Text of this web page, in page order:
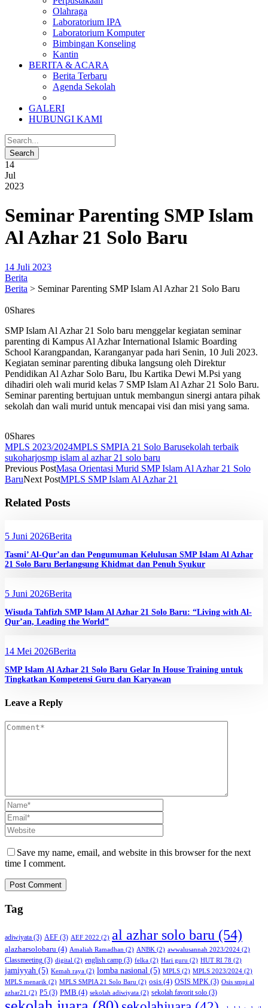
Olahraga
Laboratorium IPA
Laboratorium Komputer
Bimbingan Konseling
Kantin
BERITA & ACARA
Berita Terbaru
Agenda Sekolah
GALERI
HUBUNGI KAMI
14
Jul
2023
Seminar Parenting SMP Islam
Al Azhar 21 Solo Baru
14 Juli 2023
Berita
Berita > Seminar Parenting SMP Islam Al Azhar 21 Solo Baru
0Shares
SMP Islam Al Azhar 21 Solo baru menggelar kegiatan seminar
parenting di Kampus Al Azhar International Islamic Boarding
School Karangpandan, Karanganyar pada hari Senin, 10 Juli 2023.
Kegiatan seminar parenting dibuka langsung oleh Direktur
Pendidikan Al Azhar Solo Baru, Ibu Kartika Dewi M.Psi yang
dihadiri oleh wali murid kelas 7 SMP Islam Al Azhar 21 Solo Baru.
Seminar parenting bertujuan untuk membangun sinergi antara pihak
sekolah dan wali murid untuk mencapai visi dan misi yang sama.
0Shares
MPLS 2023/2024MPLS SMPIA 21 Solo Barusekolah terbaik
sukoharjosmp islam al azhar 21 solo baru
Previous PostMasa Orientasi Murid SMP Islam Al Azhar 21 Solo
BaruNext PostMPLS SMP Islam Al Azhar 21
Related Posts
5 Juni 2026Berita
Tasmi’ Al-Qur’an dan Pengumuman Kelulusan SMP Islam Al Azhar
21 Solo Baru Berlangsung Khidmat dan Penuh Syukur
5 Juni 2026Berita
Wisuda Tahfizh SMP Islam Al Azhar 21 Solo Baru: “Living with Al-
Qur’an, Leading the World”
14 Mei 2026Berita
SMP Islam Al Azhar 21 Solo Baru Gelar In House Training untuk
Tingkatkan Kompetensi Guru dan Karyawan
Leave a Reply
Save my name, email, and website in this browser for the next
time I comment.
Tag
adiwiyata (3) AEF (3) AEF 2022 (2) al azhar solo baru (54)
alazharsolobaru (4) Amaliah Ramadhan (2) ANBK (2) awwalusannah 2023/2024 (2)
Classmeeting (3) digital (2) english camp (3) felka (2) Hari guru (2) HUT RI 78 (2)
jamiyyah (5) Kemah raya (2) lomba nasional (5) MPLS (2) MPLS 2023/2024 (2)
MPLS menarik (2) MPLS SMPIA 21 Solo Baru (2) osis (4) OSIS MPK (3) Osis smpi al
azhar21 (2) P5 (3) PMB (4) sekolah adiwiyata (2) sekolah favorit solo (3)